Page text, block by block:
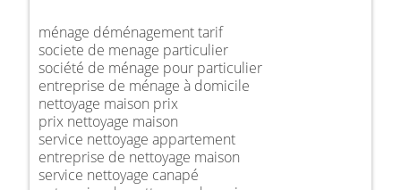
ménage déménagement tarif
societe de menage particulier
société de ménage pour particulier
entreprise de ménage à domicile
nettoyage maison prix
prix nettoyage maison
service nettoyage appartement
entreprise de nettoyage maison
service nettoyage canapé